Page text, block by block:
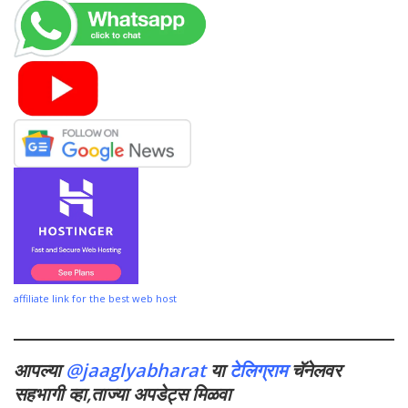
affiliate link for the best web host
आपल्या@jaaglyabharatयाटेलिग्रामचॅनेलवर
सहभागी व्हा,ताज्या अपडेट्स मिळवा